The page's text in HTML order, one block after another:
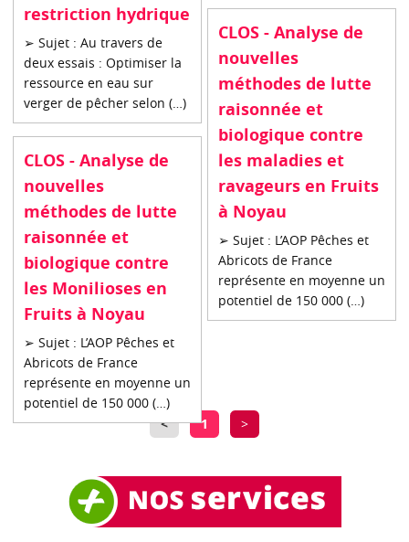
restriction hydrique
➢ Sujet : Au travers de
deux essais : Optimiser la
ressource en eau sur
verger de pêcher selon (…)
CLOS - Analyse de
nouvelles
méthodes de lutte
raisonnée et
biologique contre
les maladies et
ravageurs en Fruits
à Noyau
➢ Sujet : L’AOP Pêches et
Abricots de France
représente en moyenne un
potentiel de 150 000 (…)
CLOS - Analyse de
nouvelles
méthodes de lutte
raisonnée et
biologique contre
les Monilioses en
Fruits à Noyau
➢ Sujet : L’AOP Pêches et
Abricots de France
représente en moyenne un
potentiel de 150 000 (…)
<
1 >